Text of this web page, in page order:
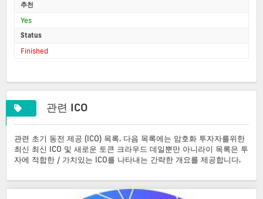
추천
Yes
Status
Finished
관련 ICO
관련 초기 동전 제공 (ICO) 목록. 다음 목록에는 암호화 투자자를위한
최신 최신 ICO 및 새로운 토큰 크라우드 데일뿐만 아니라이 목록은 투
자에 적합한 / 가치있는 ICO를 나타내는 간략한 개요를 제공합니다.